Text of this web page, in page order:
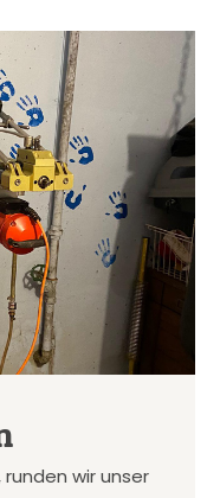
wir unser